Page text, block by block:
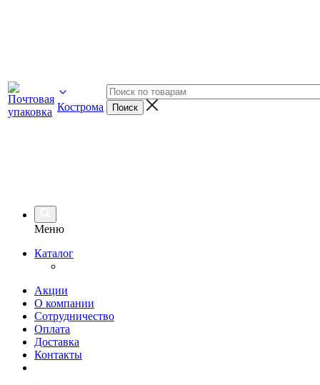
Кострома
Меню
Каталог
Акции
О компании
Сотрудничество
Оплата
Доставка
Контакты